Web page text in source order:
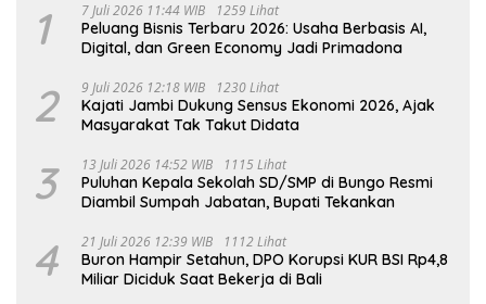
1 7 Juli 2026 11:44 WIB 1259 Lihat
Peluang Bisnis Terbaru 2026: Usaha Berbasis AI,
Digital, dan Green Economy Jadi Primadona
2 9 Juli 2026 12:18 WIB 1230 Lihat
Kajati Jambi Dukung Sensus Ekonomi 2026, Ajak
Masyarakat Tak Takut Didata
3 13 Juli 2026 14:52 WIB 1115 Lihat
Puluhan Kepala Sekolah SD/SMP di Bungo Resmi
Diambil Sumpah Jabatan, Bupati Tekankan
4 21 Juli 2026 12:39 WIB 1112 Lihat
Buron Hampir Setahun, DPO Korupsi KUR BSI Rp4,8
Miliar Diciduk Saat Bekerja di Bali